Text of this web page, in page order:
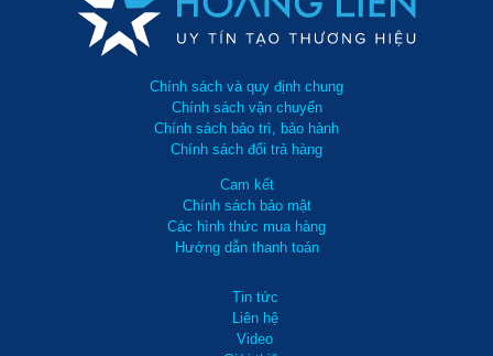
Chính sách và quy định chung
Chính sách vận chuyển
Chính sách bảo trì, bảo hành
Chính sách đổi trả hàng
Cam kết
Chính sách bảo mật
Các hình thức mua hàng
Hướng dẫn thanh toán
Tin tức
Liên hệ
Video